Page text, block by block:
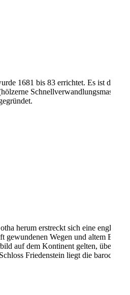
1681 bis 83 errichtet. Es ist das
herum erstreckt sich eine
gewundenen Wegen und altem
auf dem Kontinent gelten, übertrifft
Friedenstein liegt die barocke